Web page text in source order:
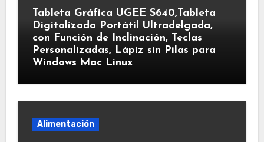
Tableta Gráfica UGEE S640,Tableta
Digitalizada Portátil Ultradelgada,
con Función de Inclinación, Teclas
Personalizadas, Lápiz sin Pilas para
Windows Mac Linux
Alimentación